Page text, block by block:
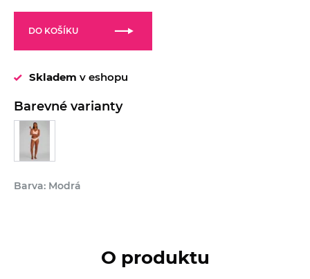
DO KOŠÍKU
Skladem v eshopu
Barevné varianty
Barva: Modrá
O produktu